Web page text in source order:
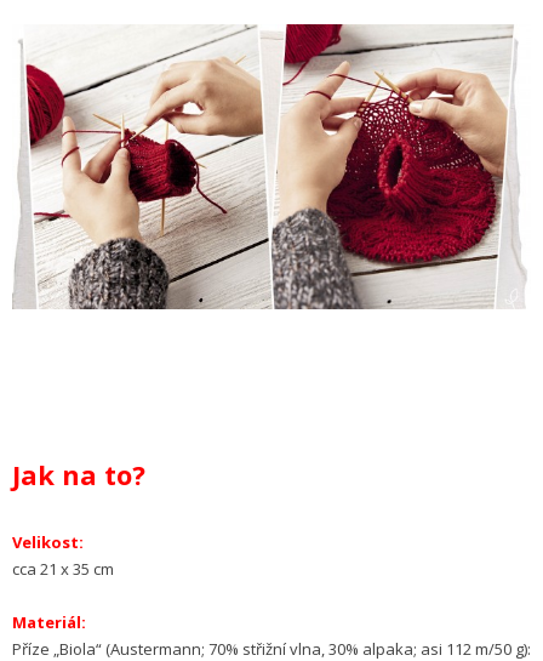
Jak na to?
Velikost:
cca 21 x 35 cm
Materiál:
Příze „Biola“ (Austermann; 70% střižní vlna, 30% alpaka; asi 112 m/50 g):